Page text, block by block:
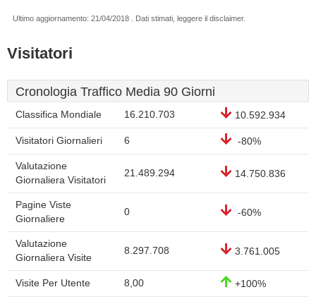
Ultimo aggiornamento: 21/04/2018 . Dati stimati, leggere il disclaimer.
Visitatori
Cronologia Traffico Media 90 Giorni
Classifica Mondiale 16.210.703 10.592.934
Visitatori Giornalieri 6 -80%
Valutazione
Giornaliera Visitatori
21.489.294 14.750.836
Pagine Viste
Giornaliere
0 -60%
Valutazione
Giornaliera Visite
8.297.708 3.761.005
Visite Per Utente 8,00 +100%